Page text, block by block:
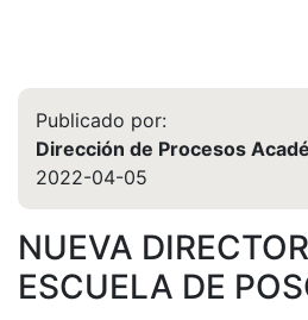
Publicado por:
Dirección de Procesos
2022-04-05
NUEVA
ESCUELA DE